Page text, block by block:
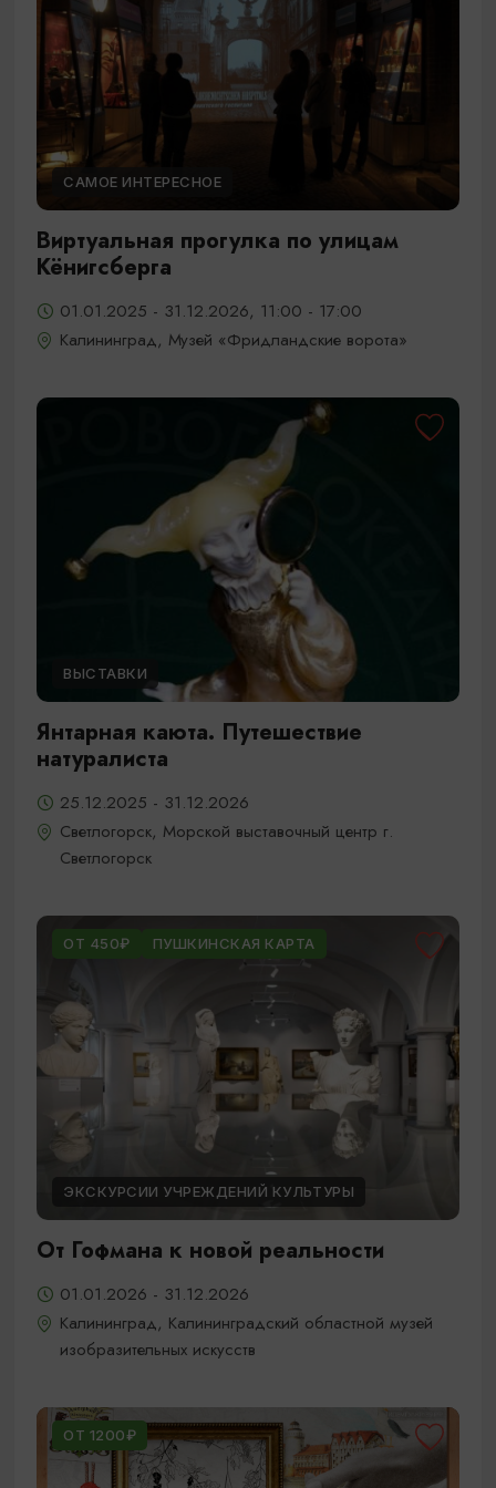
САМОЕ ИНТЕРЕСНОЕ
Виртуальная прогулка по улицам
Кёнигсберга
01.01.2025 - 31.12.2026, 11:00 - 17:00
Калининград, Музей «Фридландские ворота»
ВЫСТАВКИ
Янтарная каюта. Путешествие
натуралиста
25.12.2025 - 31.12.2026
Светлогорск, Морской выставочный центр г.
Светлогорск
ОТ 450₽ ПУШКИНСКАЯ КАРТА
ЭКСКУРСИИ УЧРЕЖДЕНИЙ КУЛЬТУРЫ
От Гофмана к новой реальности
01.01.2026 - 31.12.2026
Калининград, Калининградский областной музей
изобразительных искусств
ОТ 1200₽